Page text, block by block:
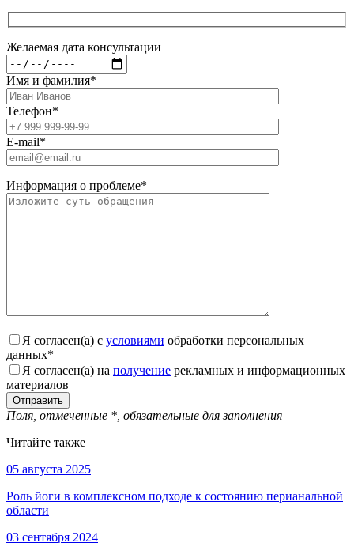
Желаемая дата консультации
Имя и фамилия*
Телефон*
E-mail*
Информация о проблеме*
Я согласен(а) с условиями обработки персональных
данных*
Я согласен(а) на получение рекламных и информационных
материалов
Поля, отмеченные * , обязательные для заполнения
Читайте также
05 августа 2025
Роль йоги в комплексном подходе к состоянию перианальной
области
03 сентября 2024